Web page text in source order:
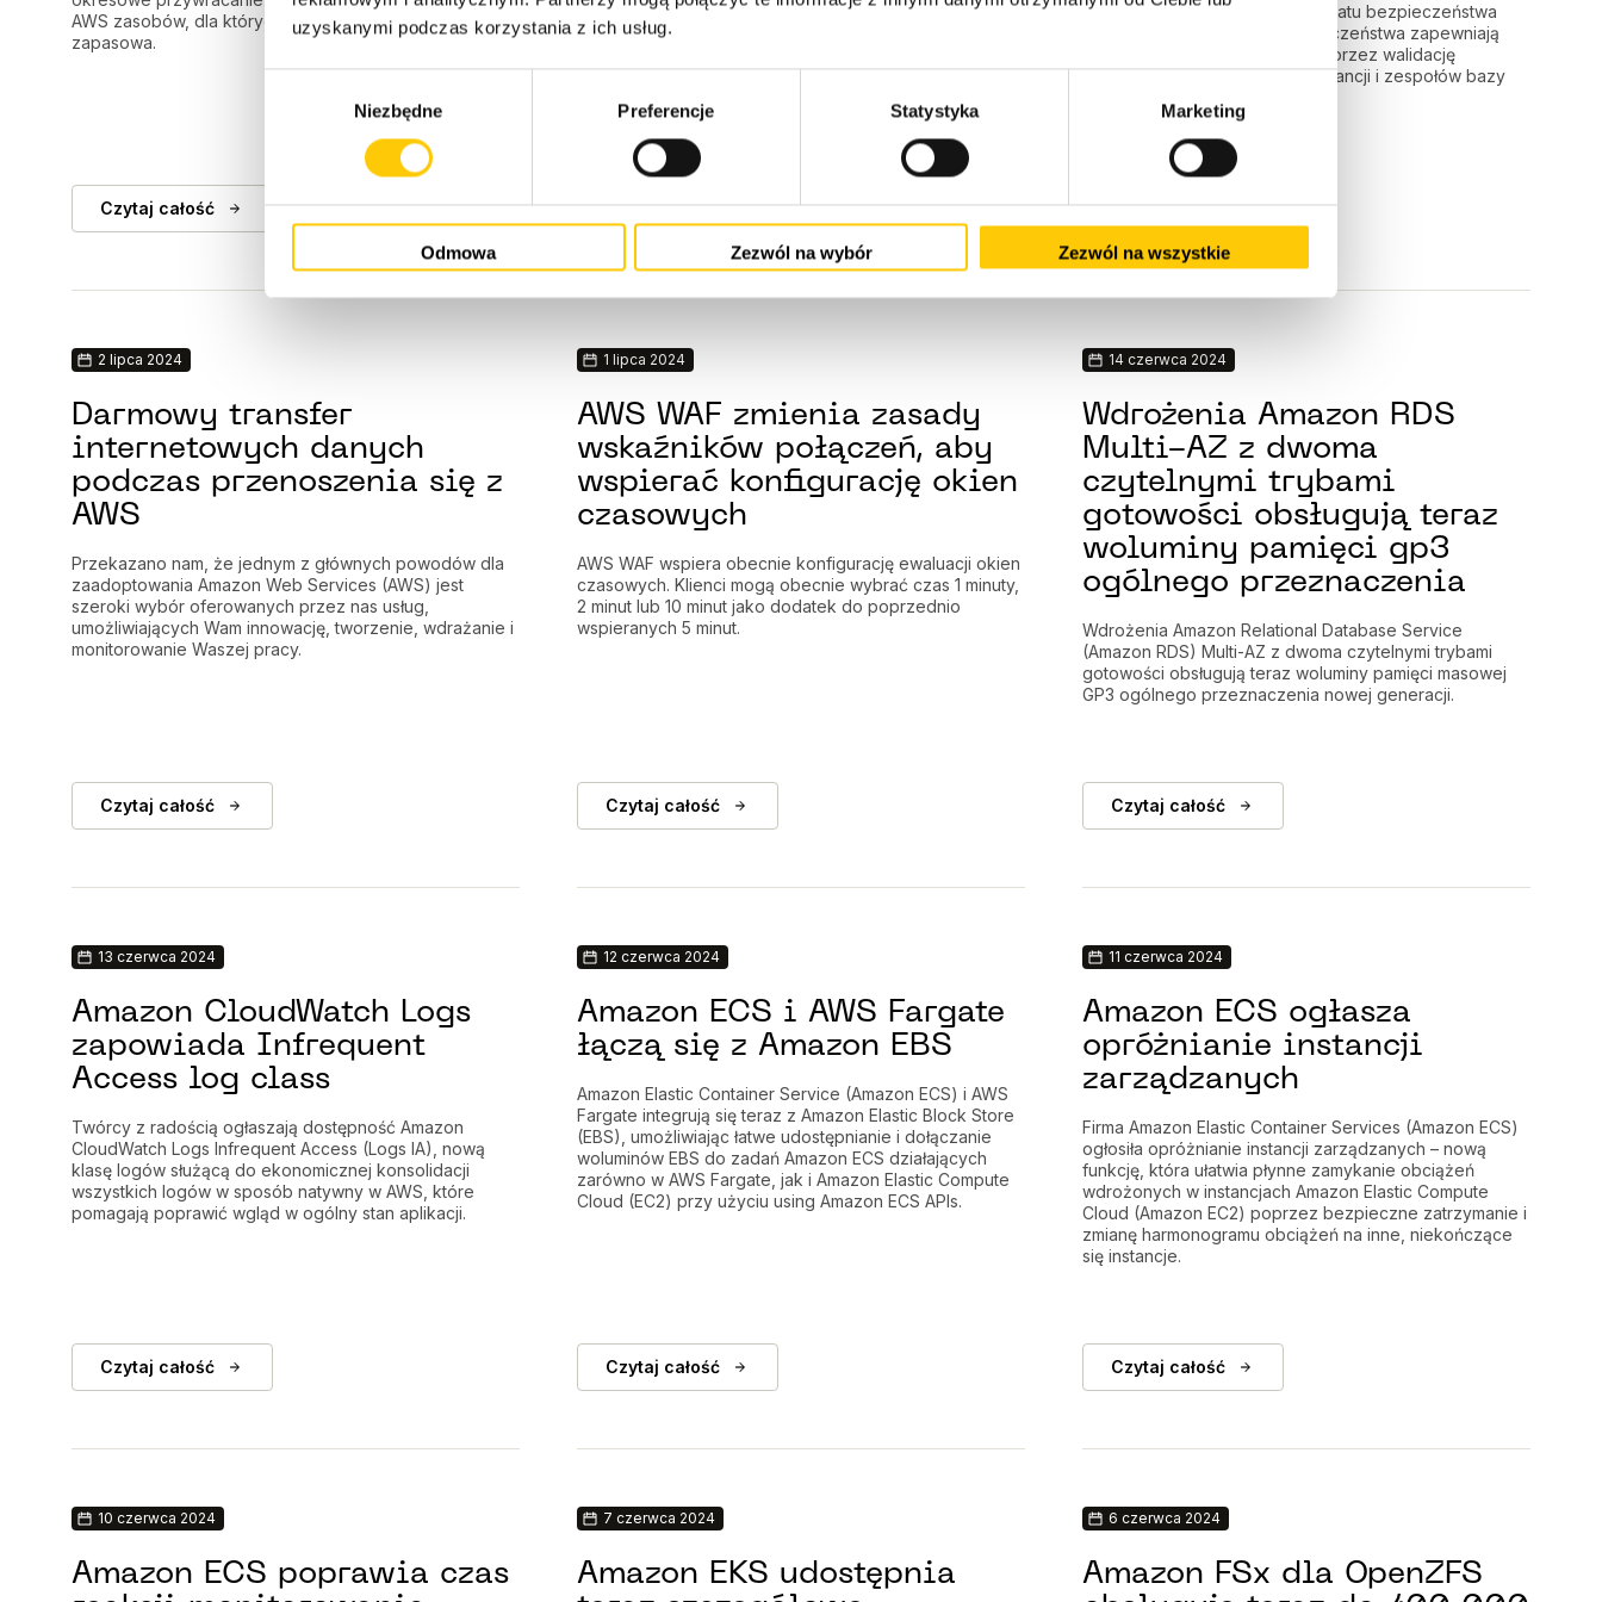
uzyskanymi podczas korzystania z ich usług.
Niezbędne Preferencje Statystyka Marketing
Odmowa Zezwól na wybór Zezwól na wszystkie
AWS zasobów, dla których została wykonana kopia
zapasowa.
Czytaj całość Czytaj całość
wspiera obecnie rotację certyfikatu bezpieczeństwa
baz danych. Certyfikaty bezpieczeństwa zapewniają
dodatkowe zabezpieczenia poprzez walidację
połączenia wykonanego do instancji i zespołów bazy
Czytaj całość
2 lipca 2024
Darmowy transfer
internetowych danych
podczas przenoszenia się z
AWS
Przekazano nam, że jednym z głównych powodów dla
zaadoptowania Amazon Web Services (AWS) jest
szeroki wybór oferowanych przez nas usług,
umożliwiających Wam innowację, tworzenie, wdrażanie i
monitorowanie Waszej pracy.
Czytaj całość
1 lipca 2024
AWS WAF zmienia zasady
wskaźników połączeń, aby
wspierać konfigurację okien
czasowych
AWS WAF wspiera obecnie konfigurację ewaluacji okien
czasowych. Klienci mogą obecnie wybrać czas 1 minuty,
2 minut lub 10 minut jako dodatek do poprzednio
wspieranych 5 minut.
Czytaj całość
14 czerwca 2024
Wdrożenia Amazon RDS
Multi-AZ z dwoma
czytelnymi trybami
gotowości obsługują teraz
woluminy pamięci gp3
ogólnego przeznaczenia
Wdrożenia Amazon Relational Database Service
(Amazon RDS) Multi-AZ z dwoma czytelnymi trybami
gotowości obsługują teraz woluminy pamięci masowej
GP3 ogólnego przeznaczenia nowej generacji.
Czytaj całość
13 czerwca 2024
Amazon CloudWatch Logs
zapowiada Infrequent
Access log class
Twórcy z radością ogłaszają dostępność Amazon
CloudWatch Logs Infrequent Access (Logs IA), nową
klasę logów służącą do ekonomicznej konsolidacji
wszystkich logów w sposób natywny w AWS, które
pomagają poprawić wgląd w ogólny stan aplikacji.
Czytaj całość
12 czerwca 2024
Amazon ECS i AWS Fargate
łączą się z Amazon EBS
Amazon Elastic Container Service (Amazon ECS) i AWS
Fargate integrują się teraz z Amazon Elastic Block Store
(EBS), umożliwiając łatwe udostępnianie i dołączanie
woluminów EBS do zadań Amazon ECS działających
zarówno w AWS Fargate, jak i Amazon Elastic Compute
Cloud (EC2) przy użyciu using Amazon ECS APIs.
Czytaj całość
11 czerwca 2024
Amazon ECS ogłasza
opróżnianie instancji
zarządzanych
Firma Amazon Elastic Container Services (Amazon ECS)
ogłosiła opróżnianie instancji zarządzanych – nową
funkcję, która ułatwia płynne zamykanie obciążeń
wdrożonych w instancjach Amazon Elastic Compute
Cloud (Amazon EC2) poprzez bezpieczne zatrzymanie i
zmianę harmonogramu obciążeń na inne, niekończące
się instancje.
Czytaj całość
10 czerwca 2024
Amazon ECS poprawia czas
7 czerwca 2024
Amazon EKS udostępnia
6 czerwca 2024
Amazon FSx dla OpenZFS